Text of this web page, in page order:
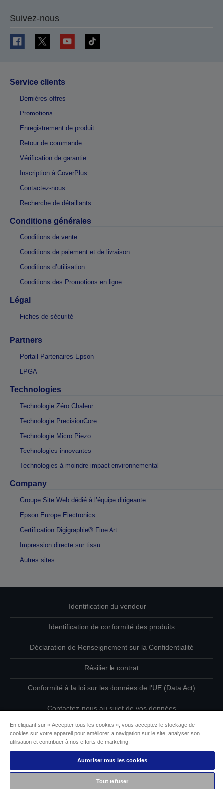
Suivez-nous
Service clients
Dernières offres
Promotions
Enregistrement de produit
Retour de commande
Vérification de garantie
Inscription à CoverPlus
Contactez-nous
Recherche de détaillants
Conditions générales
Conditions de vente
Conditions de paiement et de livraison
Conditions d’utilisation
Conditions des Promotions en ligne
Légal
Fiches de sécurité
Partners
Portail Partenaires Epson
LPGA
Technologies
Technologie Zéro Chaleur
Technologie PrecisionCore
Technologie Micro Piezo
Technologies innovantes
Technologies à moindre impact environnemental
Company
Groupe Site Web dédié à l’équipe dirigeante
Epson Europe Electronics
Certification Digigraphie® Fine Art
Impression directe sur tissu
Autres sites
Identification du vendeur
Identification de conformité des produits
Déclaration de Renseignement sur la Confidentialité
Résilier le contrat
Conformité à la loi sur les données de l'UE (Data Act)
Contactez-nous au sujet de vos données
Informations sur les cookies
Copyright © 2026 Seiko Epson
En cliquant sur « Accepter tous les cookies », vous acceptez le stockage de
cookies sur votre appareil pour améliorer la navigation sur le site, analyser son
utilisation et contribuer à nos efforts de marketing.
Autoriser tous les cookies
Tout refuser